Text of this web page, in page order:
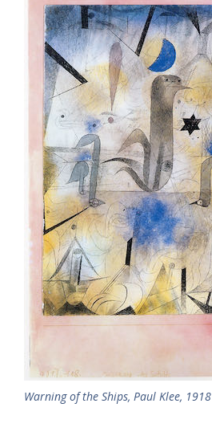
Warning of the Ships, Paul Klee, 1918